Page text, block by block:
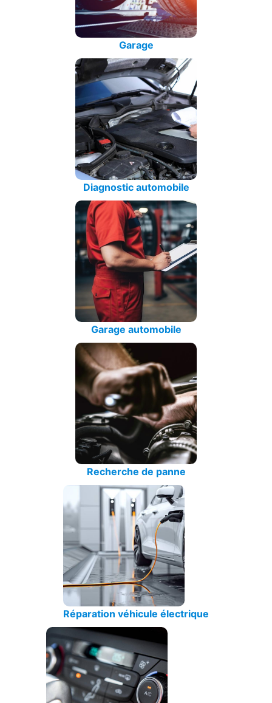
Garage
Diagnostic automobile
Garage automobile
Recherche de panne
Réparation véhicule électrique